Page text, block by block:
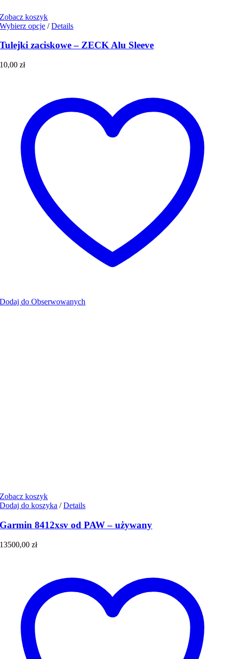
Zobacz koszyk
Wybierz opcje Ten
ma
stronie
produktu
/ Details
Tulejki zaciskowe – ZECK Alu Sleeve
10,00zł
Dodaj do Obserwowanych
Zobacz koszyk
Dodaj do koszyka / Details
Garmin 8412xsv od PAW – używany
13500,00zł